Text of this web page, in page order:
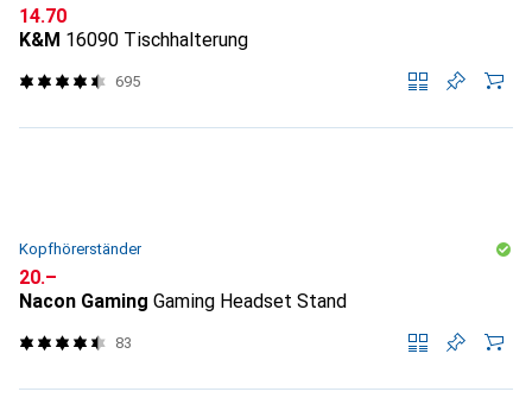
CHF
14.70
K&M 16090 Tischhalterung
695
Kopfhörerständer
CHF
20.–
Nacon Gaming Gaming Headset Stand
83